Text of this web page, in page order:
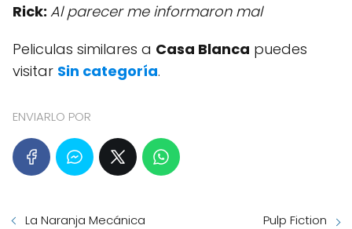
Rick: Al parecer me informaron mal
Peliculas similares a Casa Blanca puedes
visitar Sin categoría.
ENVIARLO POR
La Naranja Mecánica Pulp Fiction